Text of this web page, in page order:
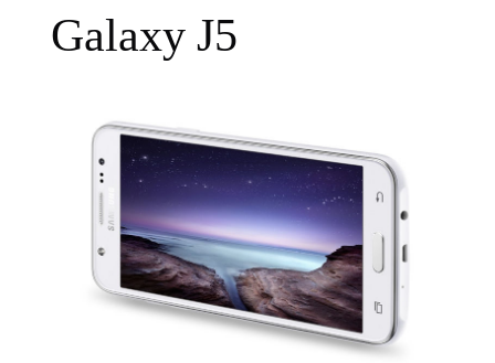
Galaxy J5